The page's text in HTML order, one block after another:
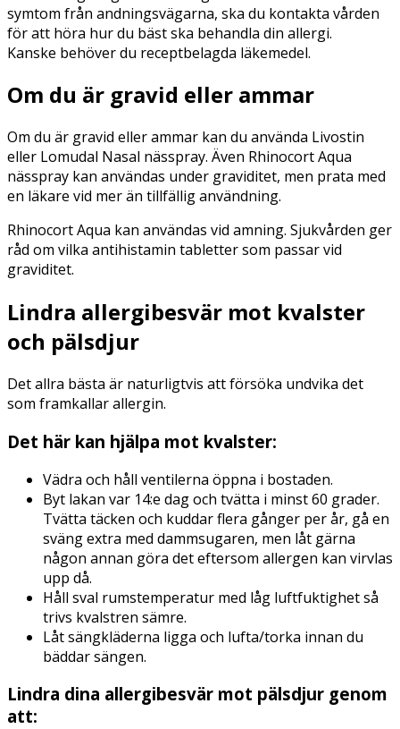
symtom från andningsvägarna, ska du kontakta vården
för att höra hur du bäst ska behandla din allergi.
Kanske behöver du receptbelagda läkemedel.
Om du är gravid eller ammar
Om du är gravid eller ammar kan du använda Livostin
eller Lomudal Nasal nässpray. Även Rhinocort Aqua
nässpray kan användas under graviditet, men prata med
en läkare vid mer än tillfällig användning.
Rhinocort Aqua kan användas vid amning. Sjukvården ger
råd om vilka antihistamin tabletter som passar vid
graviditet.
Lindra allergibesvär mot kvalster
och pälsdjur
Det allra bästa är naturligtvis att försöka undvika det
som framkallar allergin.
Det här kan hjälpa mot kvalster:
Vädra och håll ventilerna öppna i bostaden.
Byt lakan var 14:e dag och tvätta i minst 60 grader.
Tvätta täcken och kuddar flera gånger per år, gå en
sväng extra med dammsugaren, men låt gärna
någon annan göra det eftersom allergen kan virvlas
upp då.
Håll sval rumstemperatur med låg luftfuktighet så
trivs kvalstren sämre.
Låt sängkläderna ligga och lufta/torka innan du
bäddar sängen.
Lindra dina allergibesvär mot pälsdjur genom
att: